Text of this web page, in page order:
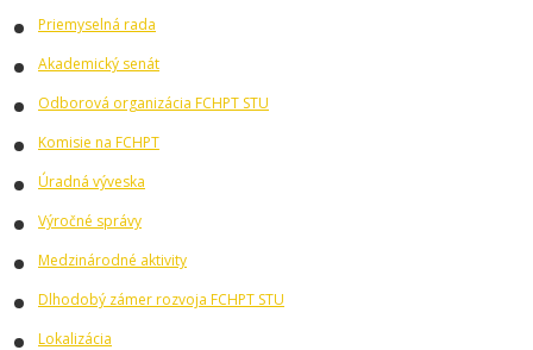
Priemyselná rada
Akademický senát
Odborová organizácia FCHPT STU
Komisie na FCHPT
Úradná výveska
Výročné správy
Medzinárodné aktivity
Dlhodobý zámer rozvoja FCHPT STU
Lokalizácia